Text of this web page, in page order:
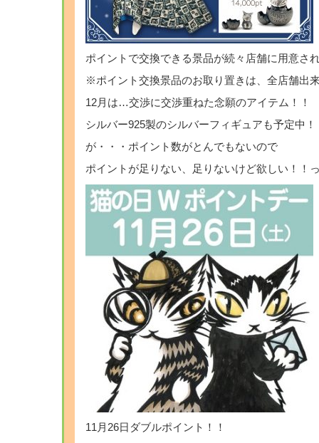
ポイントで交換できる景品が続々店舗に用意さ
※ポイント交換景品のお取り置きは、全店舗出
12月は…交渉に交渉重ねた念願のアイテム！！
シルバー925製のシルバーフィギュアも予定中！
が・・・ポイント数がとんでもないので
ポイントが足りない、足りないけど欲しい！！
11月26日ダブルポイント！！